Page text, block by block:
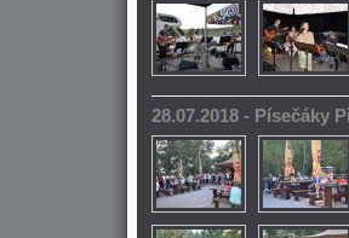
28.07.2018 - Písečáky